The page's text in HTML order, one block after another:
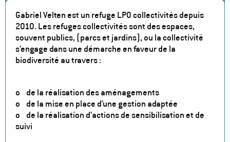
Gabriel Velten est un refuge LPO collectivités depuis
2010. Les refuges collectivités sont des espaces,
souvent publics, (parcs et jardins), ou la collectivité
s’engage dans une démarche en faveur de la
biodiversité au travers :
o de la réalisation des aménagements
o de la mise en place d’une gestion adaptée
o de la réalisation d’actions de sensibilisation et de
suivi